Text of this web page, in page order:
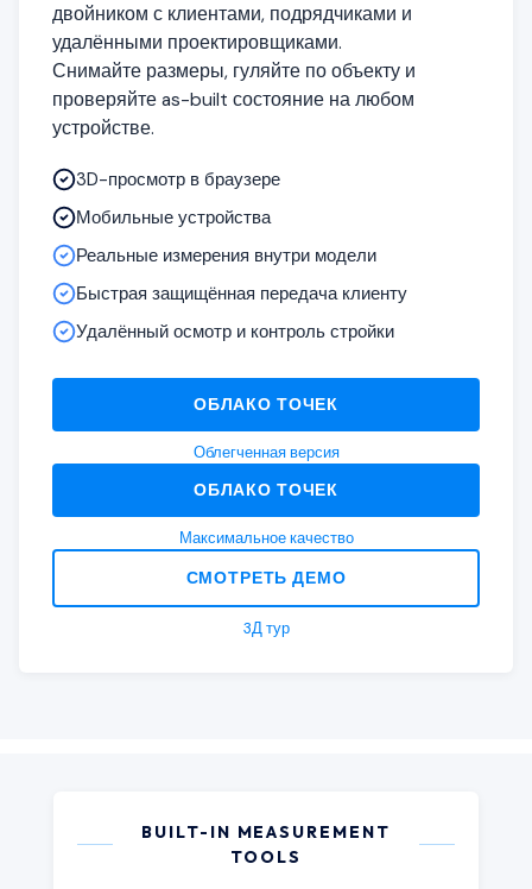
двойником с клиентами, подрядчиками и
удалёнными проектировщиками.
Снимайте размеры, гуляйте по объекту и
проверяйте as-built состояние на любом
устройстве.
3D-просмотр в браузере
Мобильные устройства
Реальные измерения внутри модели
Быстрая защищённая передача клиенту
Удалённый осмотр и контроль стройки
ОБЛАКО ТОЧЕК
Облегченная версия
ОБЛАКО ТОЧЕК
Максимальное качество
СМОТРЕТЬ ДЕМО
3Д тур
BUILT-IN MEASUREMENT
TOOLS